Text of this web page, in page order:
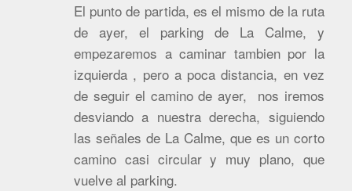
El punto de partida, es el mismo de la ruta
de ayer, el parking de La Calme, y
empezaremos a caminar tambien por la
izquierda , pero a poca distancia, en vez
de seguir el camino de ayer, nos iremos
desviando a nuestra derecha, siguiendo
las señales de La Calme, que es un corto
camino casi circular y muy plano, que
vuelve al parking.